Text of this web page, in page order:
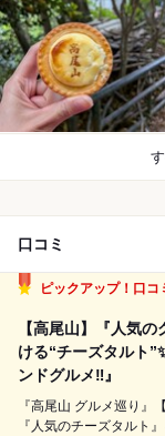
口コミ
ピックアップ！口コ
【高尾山】『人気
ける“チーズタルト
ンドグルメ‼️』
『高尾山 グルメ巡り』【No.2】 ◇すぐ横の『天狗焼』
『人気のチーズタルト